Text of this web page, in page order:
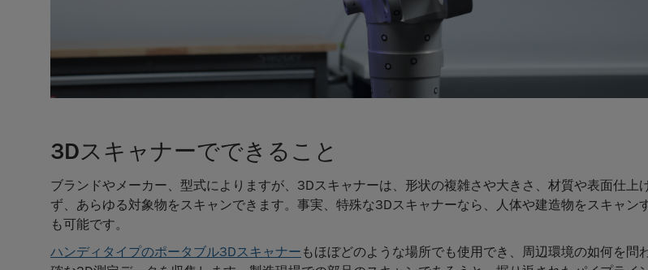
3Dスキャナーでできること
ブランドやメーカー、型式によりますが、3Dスキャナーは、形状の複雑さや大きさ、材質や表面仕上
ず、あらゆる対象物をスキャンできます。事実、特殊な3Dスキャナーなら、人体や建造物をスキャン
も可能です。
ハンディタイプのポータブル3Dスキャナー もほぼどのような場所でも使用でき、周辺環境の如何を問